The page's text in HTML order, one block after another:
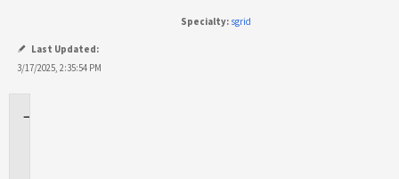
Specialty: sgrid
Last Updated:
3/17/2025, 2:35:54 PM